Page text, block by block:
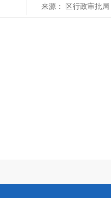
来源： 区行政审批局